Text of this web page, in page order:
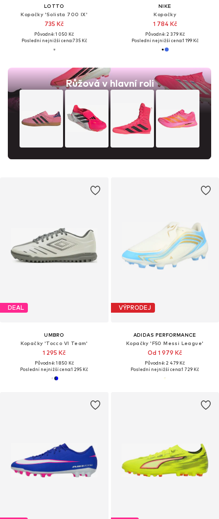
LOTTO
Kopačky 'Solista 700 IX'
735 Kč
Původně: 1 050 Kč
Poslední nejnižší cena:735 Kč
NIKE
Kopačky
1 784 Kč
Původně: 2 379 Kč
Poslední nejnižší cena:1 199 Kč
Růžová v hlavní roli
DEAL
UMBRO
Kopačky 'Tocco VI Team'
1 295 Kč
Původně: 1 850 Kč
Poslední nejnižší cena:1 295 Kč
VÝPRODEJ
ADIDAS PERFORMANCE
Kopačky 'F50 Messi League'
Od 1 979 Kč
Původně: 2 479 Kč
Poslední nejnižší cena:1 729 Kč